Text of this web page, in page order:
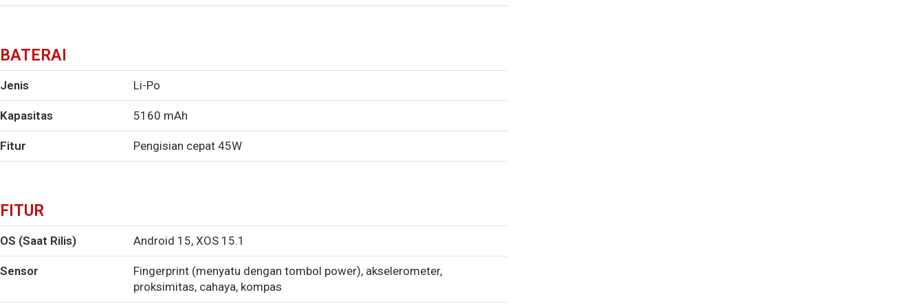
BATERAI
Jenis Li-Po
Kapasitas 5160 mAh
Fitur Pengisian cepat 45W
FITUR
OS (Saat Rilis) Android 15, XOS 15.1
Sensor
Fingerprint (menyatu dengan tombol power), akselerometer,
proksimitas, cahaya, kompas